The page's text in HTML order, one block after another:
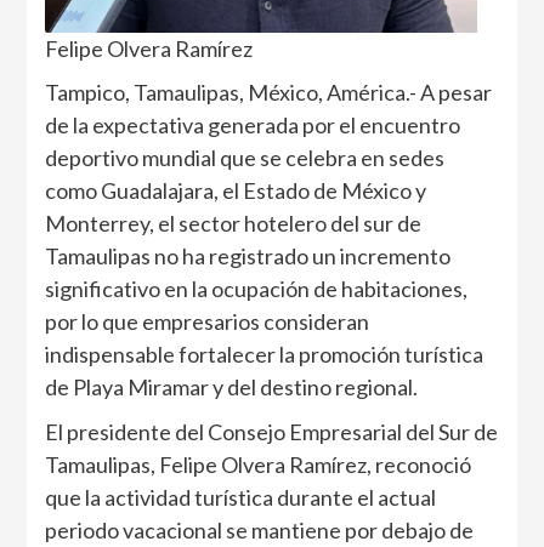
Felipe Olvera Ramírez
Tampico, Tamaulipas, México, América.- A pesar
de la expectativa generada por el encuentro
deportivo mundial que se celebra en sedes
como Guadalajara, el Estado de México y
Monterrey, el sector hotelero del sur de
Tamaulipas no ha registrado un incremento
significativo en la ocupación de habitaciones,
por lo que empresarios consideran
indispensable fortalecer la promoción turística
de Playa Miramar y del destino regional.
El presidente del Consejo Empresarial del Sur de
Tamaulipas, Felipe Olvera Ramírez, reconoció
que la actividad turística durante el actual
periodo vacacional se mantiene por debajo de